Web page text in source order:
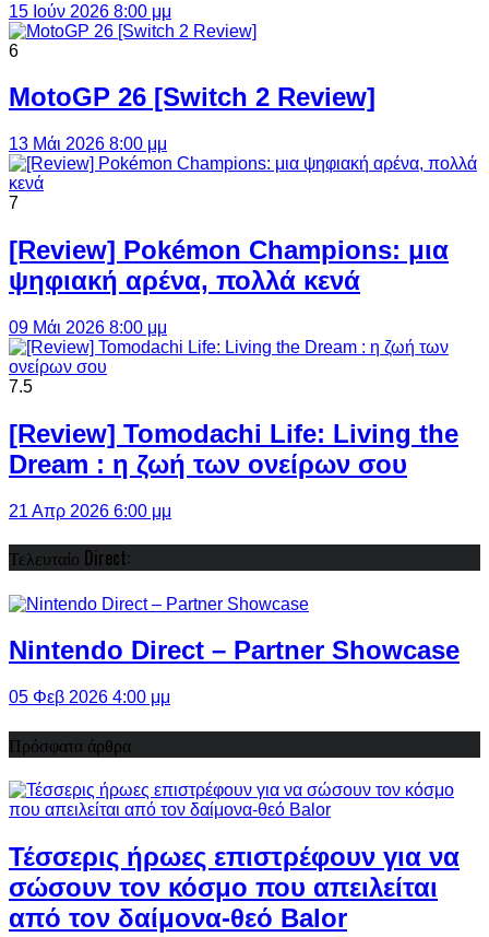
15 Ιούν 2026 8:00 μμ
6
MotoGP 26 [Switch 2 Review]
13 Μάι 2026 8:00 μμ
7
[Review] Pokémon Champions: μια
ψηφιακή αρένα, πολλά κενά
09 Μάι 2026 8:00 μμ
7.5
[Review] Tomodachi Life: Living the
Dream : η ζωή των ονείρων σου
21 Απρ 2026 6:00 μμ
Τελευταίο Direct:
Nintendo Direct – Partner Showcase
05 Φεβ 2026 4:00 μμ
Πρόσφατα άρθρα
Τέσσερις ήρωες επιστρέφουν για να
σώσουν τον κόσμο που απειλείται
από τον δαίμονα-θεό Balor